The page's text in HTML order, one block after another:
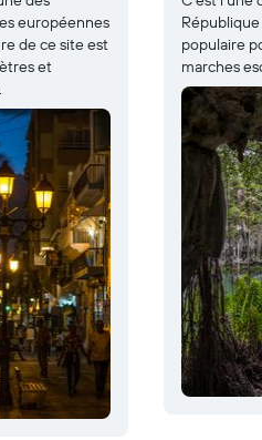
européennes
de ce site est
et
populaire
marches